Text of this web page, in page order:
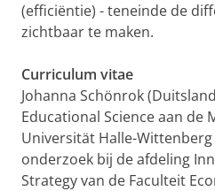
(efficiëntie) - teneinde de
zichtbaar te maken.
Curriculum vitae
Johanna Schönrok
Educational Science aan de
Universität Halle-
onderzoek bij de afdeling
Strategy van de Faculteit